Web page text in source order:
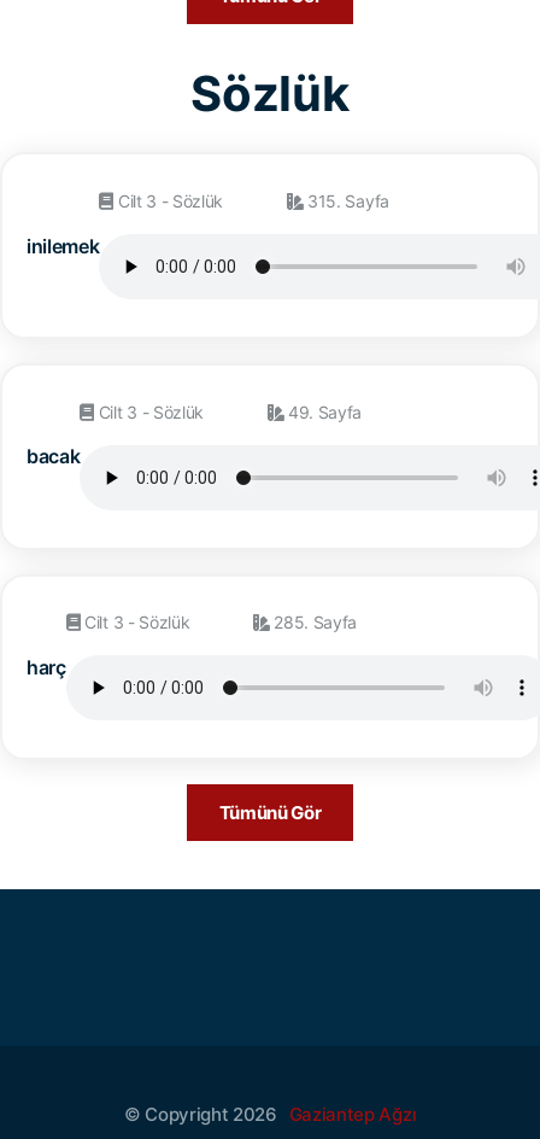
Sözlük
inilemek
Cilt 3 - Sözlük 315. Sayfa
bacak
Cilt 3 - Sözlük 49. Sayfa
harç
Cilt 3 - Sözlük 285. Sayfa
Tümünü Gör
© Copyright 2026 Gaziantep Ağzı